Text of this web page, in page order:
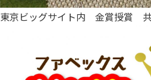
東京ビッグサイト内 金賞授賞 共